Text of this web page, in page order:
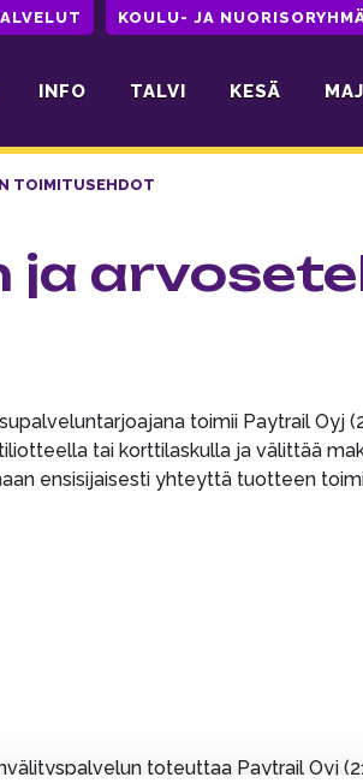
KOULU- JA
INFO TALVI KESÄ
TOIMITUSEHDOT
ja
toimii Paytrail Oyj
tai korttilaskulla ja välittää
ensisijaisesti yhteyttä tuotteen
toteuttaa Paytrail Oyj